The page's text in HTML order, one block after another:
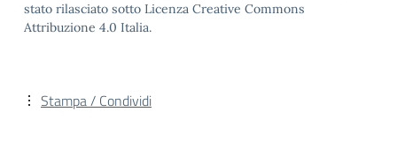
stato rilasciato sotto Licenza Creative Commons
Attribuzione 4.0 Italia.
Stampa / Condividi